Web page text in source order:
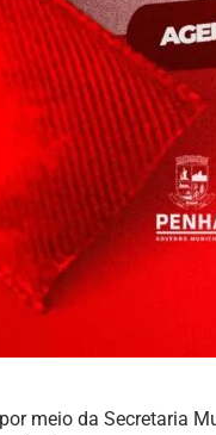
meio da Secretaria